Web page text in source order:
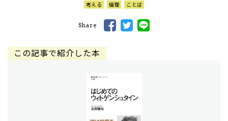
考える 倫理 ことば
Share
この記事で紹介した本